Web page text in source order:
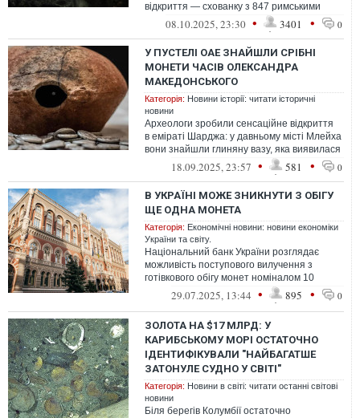
відкриття — схованку з 847 римськими
монетами, які пролежали під шаром...
08.10.2025, 23:30 • 3401 • 0
У ПУСТЕЛІ ОАЕ ЗНАЙШЛИ СРІБНІ
МОНЕТИ ЧАСІВ ОЛЕКСАНДРА
МАКЕДОНСЬКОГО
Категорія: Новини історії: читати історичні
новини
Археологи зробили сенсаційне відкриття
в еміраті Шарджа: у давньому місті Млейха
вони знайшли глиняну вазу, яка виявилася
сховищем 409 срібних монет в...
18.09.2025, 23:57 • 581 • 0
В УКРАЇНІ МОЖЕ ЗНИКНУТИ З ОБІГУ
ЩЕ ОДНА МОНЕТА
Категорія: Економічні новини: новини економіки
України та світу.
Національний банк України розглядає
можливість поступового вилучення з
готівкового обігу монет номіналом 10
копійок.29.07.2025, 13:44 • 895 • 0
ЗОЛОТА НА $17 МЛРД: У
КАРИБСЬКОМУ МОРІ ОСТАТОЧНО
ІДЕНТИФІКУВАЛИ "НАЙБАГАТШЕ
ЗАТОНУЛЕ СУДНО У СВІТІ"
Категорія: Новини в світі: читати останні світові
новини
Біля берегів Колумбії остаточно